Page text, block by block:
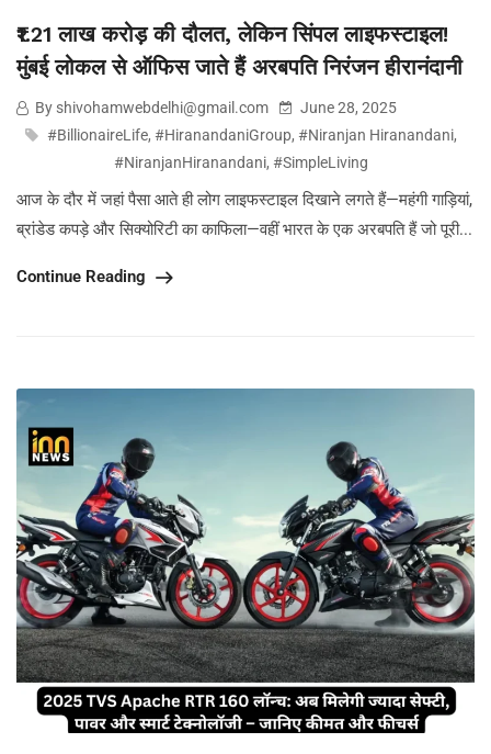
₹1.21 लाख करोड़ की दौलत, लेकिन सिंपल लाइफस्टाइल!
मुंबई लोकल से ऑफिस जाते हैं अरबपति निरंजन हीरानंदानी
By shivohamwebdelhi@gmail.com
June 28, 2025
#BillionaireLife, #HiranandaniGroup, #Niranjan Hiranandani,
#NiranjanHiranandani, #SimpleLiving
आज के दौर में जहां पैसा आते ही लोग लाइफस्टाइल दिखाने लगते हैं—महंगी गाड़ियां,
ब्रांडेड कपड़े और सिक्योरिटी का काफिला—वहीं भारत के एक अरबपति हैं जो पूरी...
Continue Reading